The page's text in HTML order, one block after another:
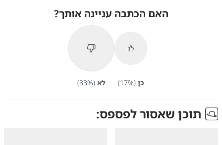
האם הכתבה עניינה אותך?
כן (
17%) לא (
83%)
תוכן שאסור לפספס: